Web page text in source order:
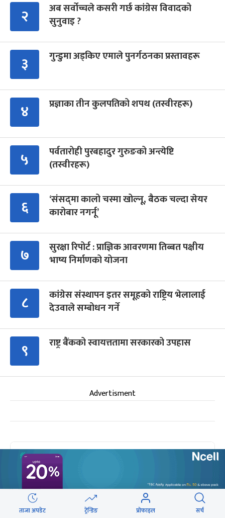
२
अब सर्वोच्चले कसरी गर्छ कांग्रेस विवादको
सुनुवाइ ?
३ गुन्डुमा अड्किए एमाले पुनर्गठनका प्रस्तावहरू
४ प्रज्ञाका तीन कुलपतिको शपथ (तस्वीरहरू)
५
पर्वतारोही पुरबहादुर गुरुङको अन्त्येष्टि
(तस्वीरहरू)
६
‘संसद्‍मा कालो चस्मा खोल्नू, बैठक चल्दा सेयर
कारोबार नगर्नू’
७
सुरक्षा रिपोर्ट : प्राज्ञिक आवरणमा तिब्बत पक्षीय
भाष्य निर्माणको योजना
८
कांग्रेस संस्थापन इतर समूहको राष्ट्रिय भेलालाई
देउवाले सम्बोधन गर्ने
९ राष्ट्र बैंकको स्वायत्ततामा सरकारको उपहास
Advertisment
आगामी बिदाहरु
१२
शुक्र Aug 28, 2026
२१ दिन बाँकी
ताजा अपडेट ट्रेन्डिङ प्रोफाइल सर्च